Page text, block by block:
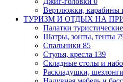
Вертлюжки, карабины
ТУРИЗМ И ОТДЫХ НА
Палатки туристические
Шатры, зонты, тенты
Спальники 85
Стулья, кресла 139
Складные столы и
Раскладушки,